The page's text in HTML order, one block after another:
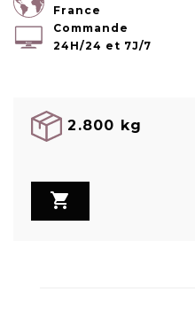
France
Commande
24H/24 et 7J/7
2.800 kg
